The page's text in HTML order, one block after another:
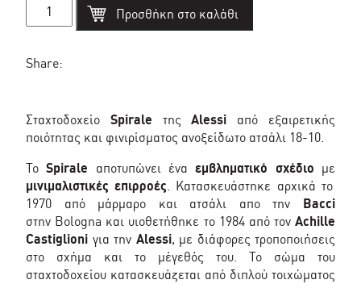
€120,00.είναι:
Spirale
σταχτοδοχείο
ποσότητα
Προσθήκη στο καλάθι
Share:
Σταχτοδοχείο Spirale της Alessi από εξαιρετικής
ποιότητας και φινιρίσματος ανοξείδωτο ατσάλι 18-10.
ΤοSpirale αποτυπώνει έναεμβληματικό σχέδιο με
μινιμαλιστικές επιρροές. Κατασκευάστηκε αρχικά το
1970 από μάρμαρο και ατσάλι απο την
Bacci
στην Bologna και υιοθετήθηκε το 1984 από τον Achille
Castiglioni για την Alessi, με διάφορες τροποποιήσεις
στο σχήμα και το μέγεθός του. Το σώμα του
σταχτοδοχείου κατασκευάζεται από διπλού τοιχώματος